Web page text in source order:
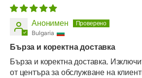
Анонимен
Bulgaria
Бърза и коректна доставка
Бърза и коректна доставка.
от центъра за обслужване на